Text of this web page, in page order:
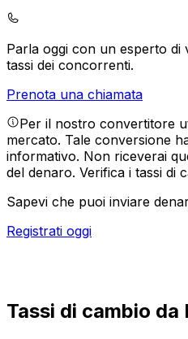
Parla oggi con un esperto di
tassi dei concorrenti.
Prenota una chiamata
Per il nostro convertitore
mercato. Tale conversione
informativo. Non riceverai
del denaro. Verifica i tassi di
Sapevi che puoi inviare
Registrati oggi
Tassi di cambio da